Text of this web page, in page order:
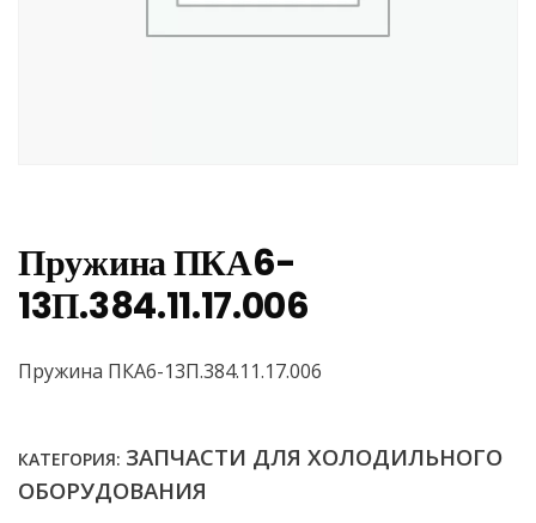
Пружина ПКА6-
13П.384.11.17.006
Пружина ПКА6-13П.384.11.17.006
КАТЕГОРИЯ: ЗАПЧАСТИ ДЛЯ ХОЛОДИЛЬНОГО
ОБОРУДОВАНИЯ